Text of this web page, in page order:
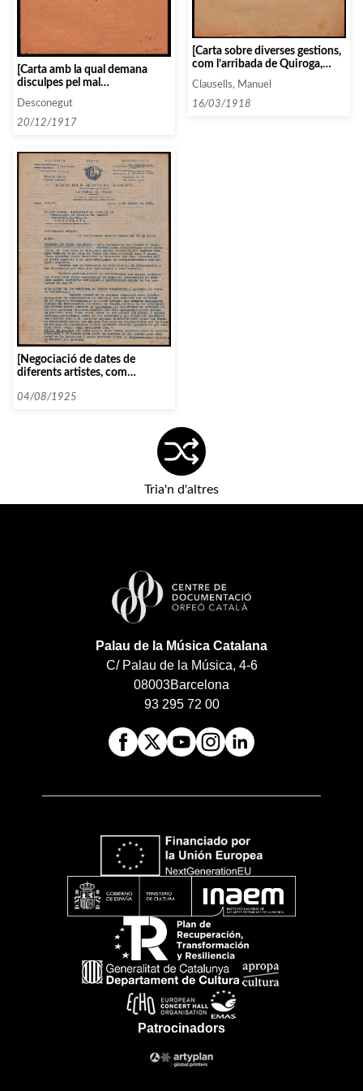
[Carta amb la qual demana
disculpes pel mal
del palau]
Desconegut
20/12/1917
[Carta sobre diverses gestions,
com l’arribada de Quiroga,
l’espera de notícies de Vallin
Pardo i l’oferta de Georges
Boskoff. Va acompanyada
Clausells, Manuel
16/03/1918
[Negociació de dates de
diferents artistes, com
d’altres]
04/08/1925
Tria'n d'altres
Palau de la Música Catalana
C/ Palau de la Música, 4-6
08003Barcelona
93 295 72 00
Patrocinadors